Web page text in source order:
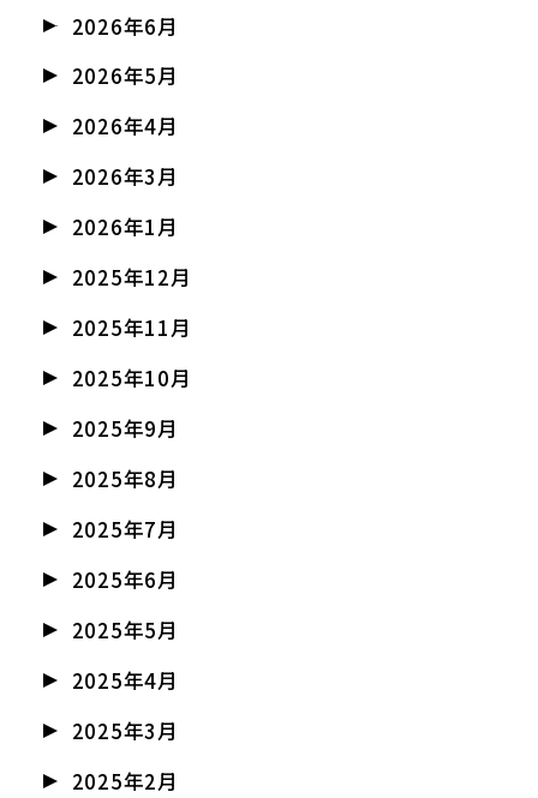
2026年6月
2026年5月
2026年4月
2026年3月
2026年1月
2025年12月
2025年11月
2025年10月
2025年9月
2025年8月
2025年7月
2025年6月
2025年5月
2025年4月
2025年3月
2025年2月